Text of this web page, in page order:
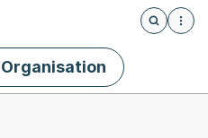
Öffnet
Organisation